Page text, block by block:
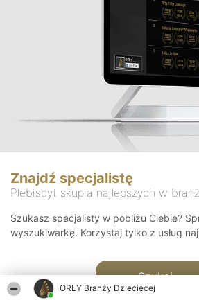
ORŁY Branży Dziecięcej
Znajdź specjalistę
Plebiscyt skupia najlepszych w
Szukasz specjalisty w pobliżu Ciebie?
wyszukiwarkę. Korzystaj tylko z usług
Szukaj